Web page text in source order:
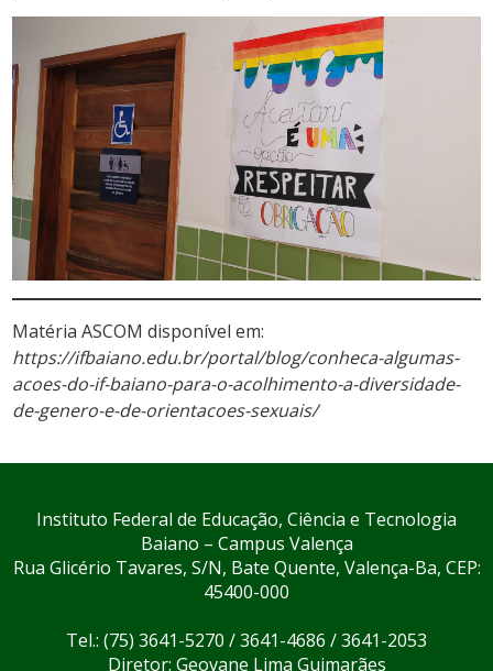
Matéria ASCOM disponível em:
https://ifbaiano.edu.br/portal/blog/conheca-algumas-
acoes-do-if-baiano-para-o-acolhimento-a-diversidade-
de-genero-e-de-orientacoes-sexuais/
Instituto Federal de Educação, Ciência e Tecnologia
Baiano – Campus Valença
Rua Glicério Tavares, S/N, Bate Quente, Valença-Ba, CEP:
45400-000
Tel.: (75) 3641-5270 / 3641-4686 / 3641-2053
Diretor: Geovane Lima Guimarães